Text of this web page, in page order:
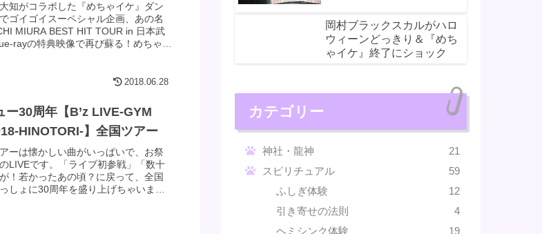
知がコラボした『めちゃイケ』ダン
ゴイゴイスーペシャル企画、あの名
MIURA BEST HIT TOUR in 日本武
rayの特典映像で再び蘇る！めちゃイ
感動をもう一度味わいたいですね♪
2018.06.28
ー30周年【B’z LIVE-GYM
HINOTORI-】全国ツアー
ーは懐かしい曲がいっぱいで、お祭
LIVEです。「ライブ初参戦」「数十
！若かったあの頃？に戻って、全国
しょに30周年を盛り上げちゃいまし
岡村ブラックスカルがハロ
ウィーンどっきり＆『めち
ゃイケ』終了にショック
カテゴリー
神社・龍神
21
スピリチュアル
59
ふしぎ体験
12
引き寄せの法則
4
ヘミシンク体験
19